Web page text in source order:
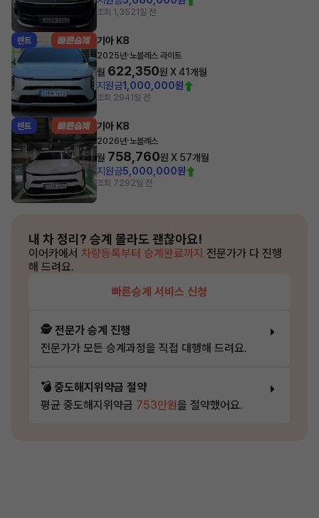
조회 1,3521일 전
렌트 기아 K8
2025년·노블레스 라이트
월 622,350원 X41개월
지원금1,000,000원
조회 2941일 전
렌트 기아 K8
2026년·노블레스
월 758,760원 X 57개월
지원금5,000,000원
조회 7292일 전
내 차 정리? 승계 몰라도 괜찮아요!
이어카에서 차량등록부터 승계완료까지 전문가가 다 진행
해 드려요.
빠른승계 서비스 신청
🕵️ 전문가 승계 진행
전문가가 모든 승계과정을 직접 대행해 드려요.
💣 중도해지위약금 절약
평균 중도해지위약금 753만원을 절약했어요.